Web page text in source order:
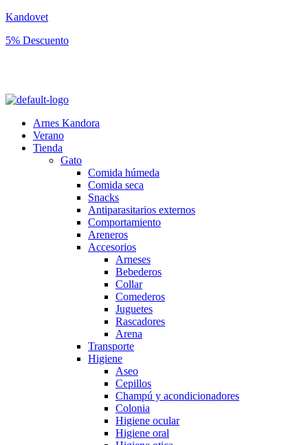
Kandovet
5% Descuento
Arnes Kandora
Verano
Tienda
Gato
Comida húmeda
Comida seca
Snacks
Antiparasitarios externos
Comportamiento
Areneros
Accesorios
Arneses
Bebederos
Collar
Comederos
Juguetes
Rascadores
Arena
Transporte
Higiene
Aseo
Cepillos
Champú y acondicionadores
Colonia
Higiene ocular
Higiene oral